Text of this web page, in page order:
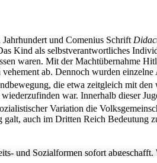
und Comenius Schrift
Kind als selbstverantwortliches
waren. Mit der Machtübernahme
ab. Dennoch wurden
die etwa zeitgleich mit
war. Innerhalb dieser
Variation die
auch im Dritten Reich
und Sozialformen sofort